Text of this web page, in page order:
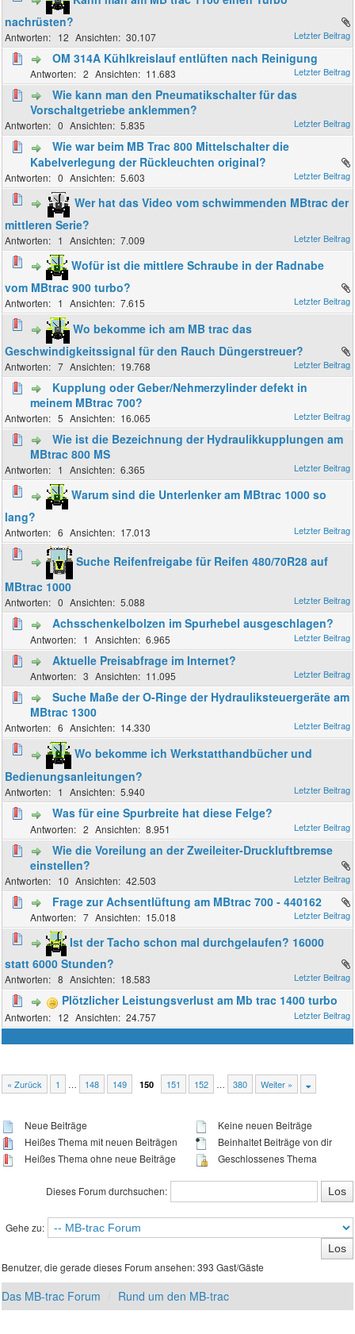
nachrüsten?
12 30.107
OM 314A Kühlkreislauf entlüften nach Reinigung
2 11.683
Wie kann man den Pneumatikschalter für das
Vorschaltgetriebe anklemmen?
0 5.835
Wie war beim MB Trac 800 Mittelschalter die
Kabelverlegung der Rückleuchten original?
0 5.603
Wer hat das Video vom schwimmenden MBtrac der
mittleren Serie?
1 7.009
Wofür ist die mittlere Schraube in der Radnabe
vom MBtrac 900 turbo?
1 7.615
Wo bekomme ich am MB trac das
Geschwindigkeitssignal für den Rauch Düngerstreuer?
7 19.768
Kupplung oder Geber/Nehmerzylinder defekt in
meinem MBtrac 700?
5 16.065
Wie ist die Bezeichnung der Hydraulikkupplungen am
MBtrac 800 MS
1 6.365
Warum sind die Unterlenker am MBtrac 1000 so
lang?
6 17.013
Suche Reifenfreigabe für Reifen 480/70R28 auf
MBtrac 1000
0 5.088
Achsschenkelbolzen im Spurhebel ausgeschlagen?
1 6.965
Aktuelle Preisabfrage im Internet?
3 11.095
Suche Maße der O-Ringe der Hydrauliksteuergeräte am
MBtrac 1300
6 14.330
Wo bekomme ich Werkstatthandbücher und
Bedienungsanleitungen?
1 5.940
Was für eine Spurbreite hat diese Felge?
2 8.951
Wie die Voreilung an der Zweileiter-Druckluftbremse
einstellen?
10 42.503
Frage zur Achsentlüftung am MBtrac 700 - 440162
7 15.018
Ist der Tacho schon mal durchgelaufen? 16000
statt 6000 Stunden?
8 18.583
Plötzlicher Leistungsverlust am Mb trac 1400 turbo
12 24.757
« Zurück 1 … 148 149 150 151 152 … 380 Weiter »
Neue Beiträge
Heißes Thema mit neuen Beiträgen
Heißes Thema ohne neue Beiträge
Keine neuen Beiträge
Beinhaltet Beiträge von dir
Geschlossenes Thema
Dieses Forum durchsuchen:
Gehe zu:
Benutzer, die gerade dieses Forum ansehen: 393 Gast/Gäste
Das MB-trac Forum Rund um den MB-trac